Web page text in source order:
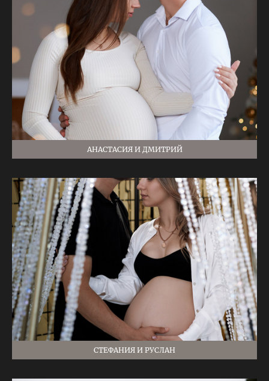
АНАСТАСИЯ И ДМИТРИЙ
СТЕФАНИЯ И РУСЛАН